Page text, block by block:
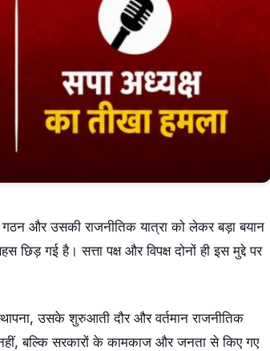
और उसकी राजनीतिक यात्रा को लेकर बड़ा बयान
गई है। सत्ता पक्ष और विपक्ष दोनों ही इस मुद्दे पर
उसके शुरुआती दौर और वर्तमान राजनीतिक
बल्कि सरकारों के कामकाज और जनता से किए गए